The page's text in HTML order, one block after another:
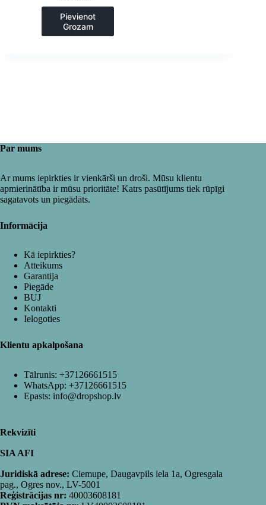
Pievienot
Grozam
Par mums
Ar mums iepirkties ir vienkārši un droši. Mūsu klientu
apmierinātība ir mūsu prioritāte! Katrs pasūtījums tiek rūpīgi
sagatavots un piegādāts.
Informācija
Kā iepirkties?
Atteikums
Garantija
Piegāde
BUJ
Kontakti
Ielogoties
Klientu apkalpošana
Tālrunis: +37126661515
WhatsApp: +37126661515
Epasts: info@dropshop.lv
Rekvizīti
SIA AFI
Juridiskā adrese: Ciemupe, Daugavpils iela 1a, Ogresgala
pag., Ogres nov., LV-5001
Reģistrācijas nr: 40003608181